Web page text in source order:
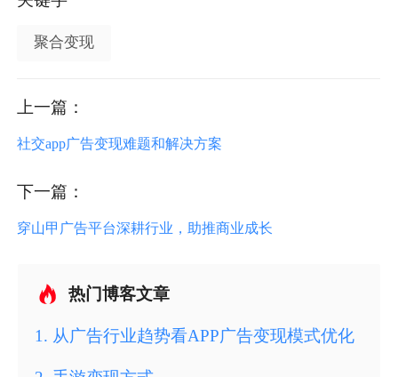
聚合变现
上一篇：
社交app广告变现难题和解决方案
下一篇：
穿山甲广告平台深耕行业，助推商业成长
热门博客文章
1. 从广告行业趋势看APP广告变现模式优化